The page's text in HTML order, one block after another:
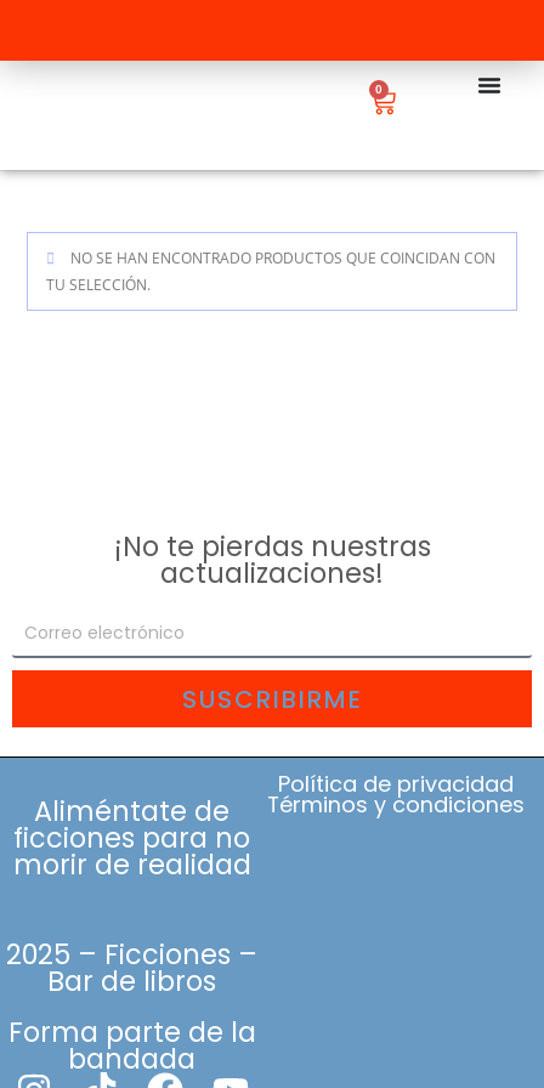
0
NO SE HAN ENCONTRADO PRODUCTOS QUE COINCIDAN CON
TU SELECCIÓN.
¡No te pierdas nuestras
actualizaciones!
SUSCRIBIRME
Aliméntate de
ficciones para no
morir de realidad
2025 – Ficciones –
Bar de libros
Forma parte de la
bandada
Política de privacidad
Términos y condiciones